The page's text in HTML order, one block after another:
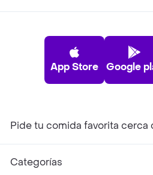
App Store Google
Pide tu comida favorita cerca
Categorías